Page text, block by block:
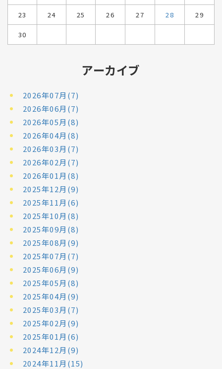
23 24 25 26 27 28 29
30
アーカイブ
2026年07月(7)
2026年06月(7)
2026年05月(8)
2026年04月(8)
2026年03月(7)
2026年02月(7)
2026年01月(8)
2025年12月(9)
2025年11月(6)
2025年10月(8)
2025年09月(8)
2025年08月(9)
2025年07月(7)
2025年06月(9)
2025年05月(8)
2025年04月(9)
2025年03月(7)
2025年02月(9)
2025年01月(6)
2024年12月(9)
2024年11月(15)